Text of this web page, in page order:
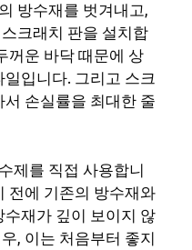
방수재를 벗겨내고,
크래치 판을 설치합
꺼운 바닥 때문에 상
입니다. 그리고 스크
손실률을 최대한 줄
제를 직접 사용합니
전에 기존의 방수재와
재가 깊이 보이지 않
, 이는 처음부터 좋지